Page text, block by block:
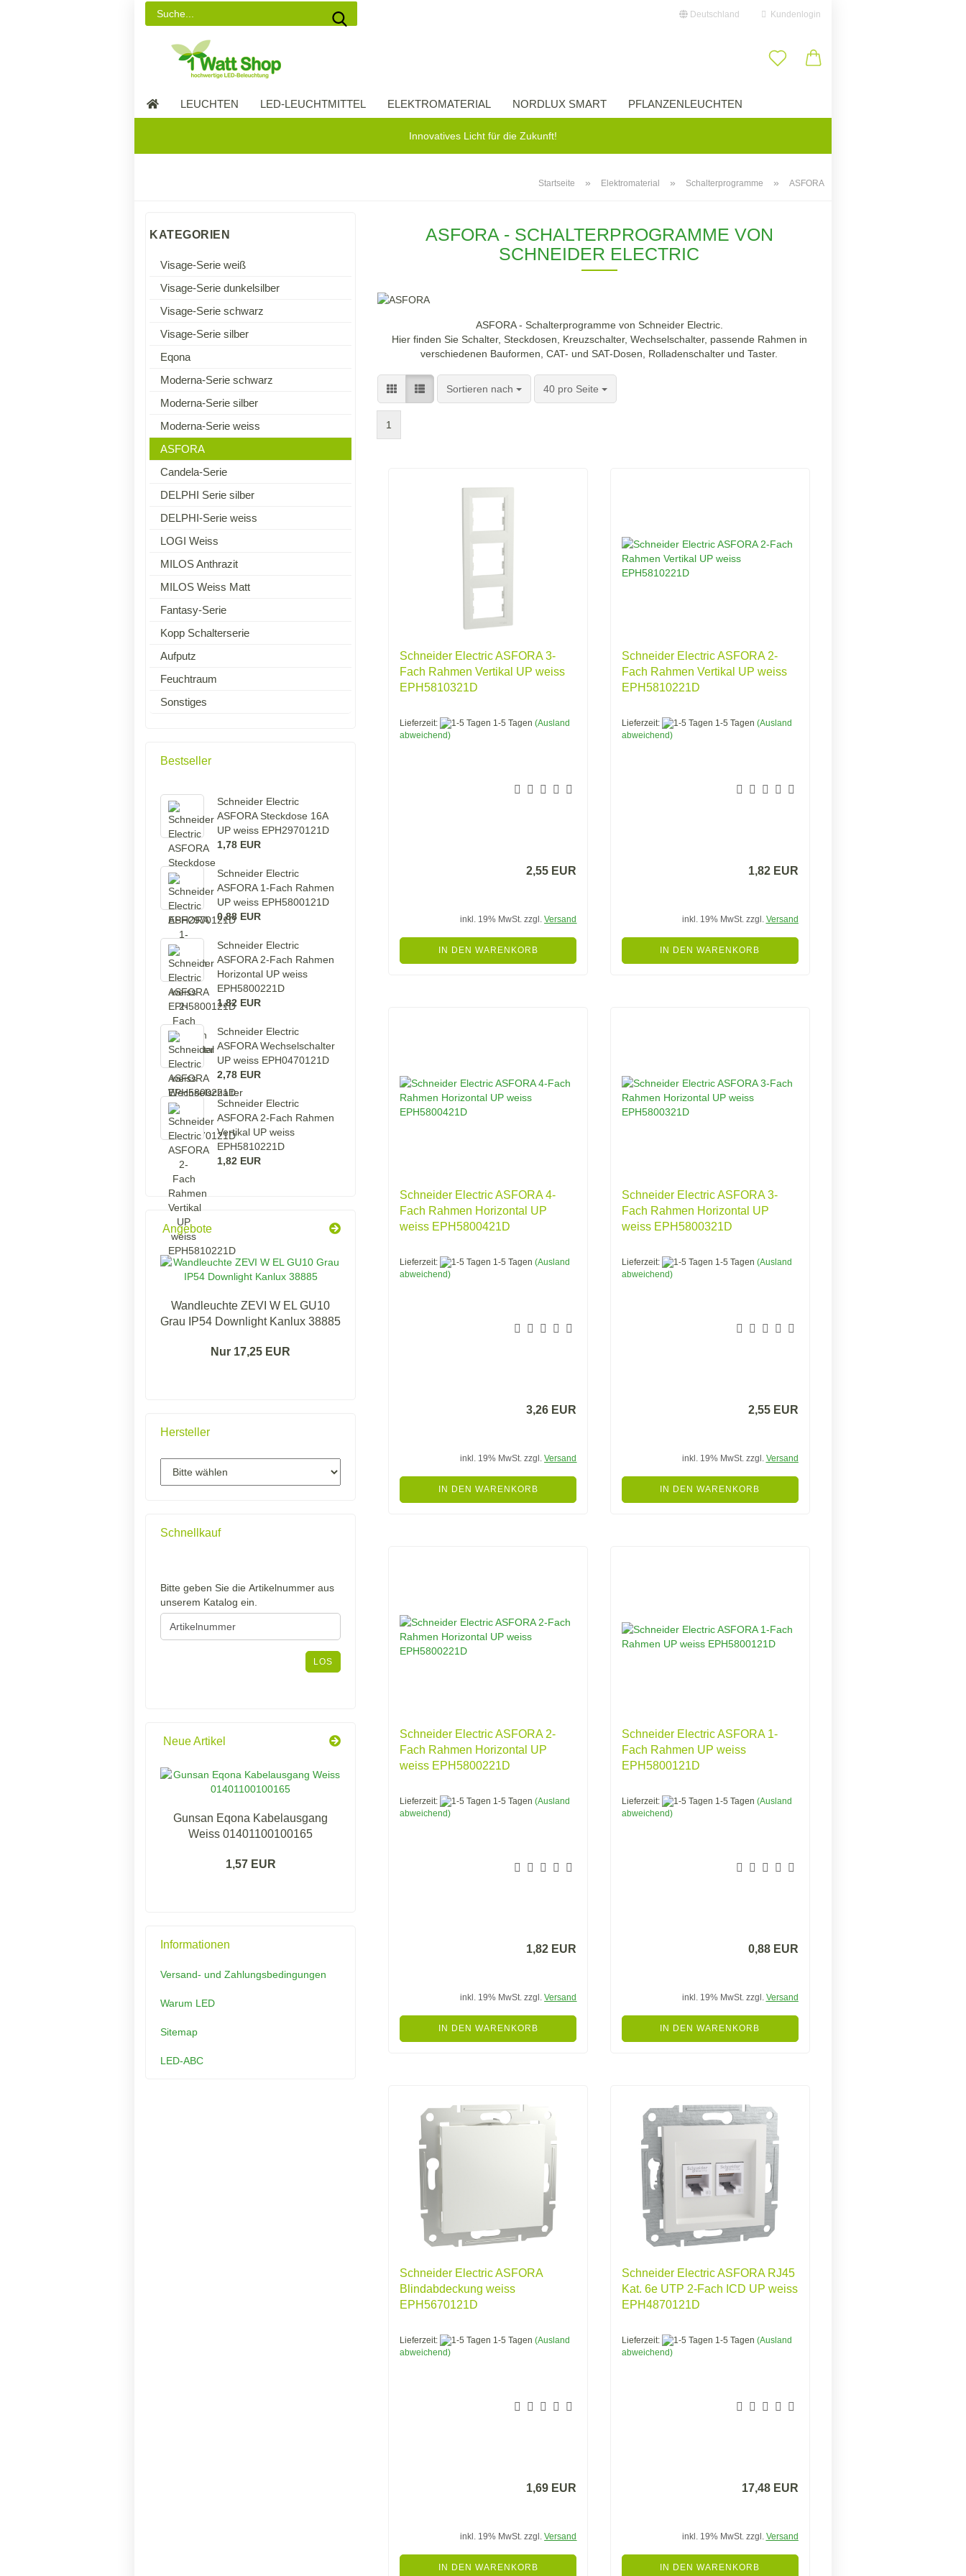
Deutschland Kundenlogin
Passwort vergessen?
Innovatives Licht für die Zukunft!
LEUCHTEN LED-LEUCHTMITTEL ELEKTROMATERIAL NORDLUX SMART PFLANZENLEUCHTEN
Startseite » Elektromaterial » Schalterprogramme » ASFORA
ASFORA - SCHALTERPROGRAMME VON
SCHNEIDER ELECTRIC
ASFORA - Schalterprogramme von Schneider Electric.
Hier finden Sie Schalter, Steckdosen, Kreuzschalter, Wechselschalter, passende Rahmen in
verschiedenen Bauformen, CAT- und SAT-Dosen, Rolladenschalter und Taster.
Sortieren nach
Sortieren nach 40 pro Seite
pro Seite
1
Schneider Electric ASFORA 3-
Fach Rahmen Vertikal UP weiss
EPH5810321D
Lieferzeit: 1-5 Tagen (Ausland
abweichend)
2,55 EUR
inkl. 19% MwSt. zzgl.Versand
IN DEN WARENKORB
Schneider Electric ASFORA 2-
Fach Rahmen Vertikal UP weiss
EPH5810221D
Lieferzeit: 1-5 Tagen (Ausland
abweichend)
1,82 EUR
inkl. 19% MwSt. zzgl. Versand
IN DEN WARENKORB
Schneider Electric ASFORA 4-
Fach Rahmen Horizontal UP
weiss EPH5800421D
Lieferzeit: 1-5 Tagen (Ausland
abweichend)
3,26 EUR
inkl. 19% MwSt. zzgl.Versand
IN DEN WARENKORB
Schneider Electric ASFORA 3-
Fach Rahmen Horizontal UP
weiss EPH5800321D
Lieferzeit: 1-5 Tagen (Ausland
abweichend)
2,55 EUR
inkl. 19% MwSt. zzgl. Versand
IN DEN WARENKORB
Schneider Electric ASFORA 2-
Fach Rahmen Horizontal UP
weiss EPH5800221D
Lieferzeit: 1-5 Tagen (Ausland
abweichend)
1,82 EUR
inkl. 19% MwSt. zzgl.Versand
IN DEN WARENKORB
Schneider Electric ASFORA 1-
Fach Rahmen UP weiss
EPH5800121D
Lieferzeit: 1-5 Tagen (Ausland
abweichend)
0,88 EUR
inkl. 19% MwSt. zzgl. Versand
IN DEN WARENKORB
Schneider Electric ASFORA
Blindabdeckung weiss
EPH5670121D
Lieferzeit: 1-5 Tagen (Ausland
abweichend)
1,69 EUR
inkl. 19% MwSt. zzgl.Versand
IN DEN WARENKORB
Schneider Electric ASFORA RJ45
Kat. 6e UTP 2-Fach ICD UP weiss
EPH4870121D
Lieferzeit: 1-5 Tagen (Ausland
abweichend)
17,48 EUR
inkl. 19% MwSt. zzgl. Versand
IN DEN WARENKORB
KATEGORIEN
Visage-Serie weiß
Visage-Serie dunkelsilber
Visage-Serie schwarz
Visage-Serie silber
Eqona
Moderna-Serie schwarz
Moderna-Serie silber
Moderna-Serie weiss
ASFORA
Candela-Serie
DELPHI Serie silber
DELPHI-Serie weiss
LOGI Weiss
MILOS Anthrazit
MILOS Weiss Matt
Fantasy-Serie
Kopp Schalterserie
Aufputz
Feuchtraum
Sonstiges
Bestseller
Schneider Electric
ASFORA Steckdose 16A
UP weiss EPH2970121D
1,78 EUR
Schneider Electric
ASFORA 1-Fach Rahmen
UP weiss EPH5800121D
0,88 EUR
Schneider Electric
ASFORA 2-Fach Rahmen
Horizontal UP weiss
EPH5800221D
1,82 EUR
Schneider Electric
ASFORA Wechselschalter
UP weiss EPH0470121D
2,78 EUR
Schneider Electric
ASFORA 2-Fach Rahmen
Vertikal UP weiss
EPH5810221D
1,82 EUR
Angebote
Wandleuchte ZEVI W EL GU10
Grau IP54 Downlight Kanlux 38885
Nur 17,25 EUR
Hersteller
Schnellkauf
BITTE
GEBEN
SIE
DIE
Bitte geben Sie die Artikelnummer aus
unserem Katalog ein.
LOS
Neue Artikel
Gunsan Eqona Kabelausgang
Weiss 01401100100165
1,57 EUR
Informationen
Versand- und Zahlungsbedingungen
Warum LED
Sitemap
LED-ABC